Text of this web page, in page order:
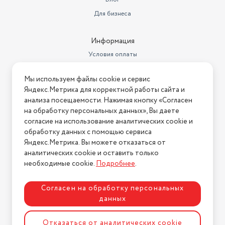
Для бизнеса
Информация
Условия оплаты
Условия возврата
Нашли ошибку на сайте? Напишите нам
2026 © Интернет-магазин "АстМаркет". У нас есть всё!
Политика конфиденциальности
Разработка сайтаASTDESIGN
Мы используем файлы cookie и сервис
Яндекс.Метрика для корректной работы сайта и
анализа посещаемости. Нажимая кнопку «Согласен
на обработку персональных данных», Вы даете
согласие на использование аналитических cookie и
обработку данных с помощью сервиса
Яндекс.Метрика. Вы можете отказаться от
аналитических cookie и оставить только
необходимые cookie.Подробнее.
Согласен на обработку персональных
данных
Отказаться от аналитических cookie